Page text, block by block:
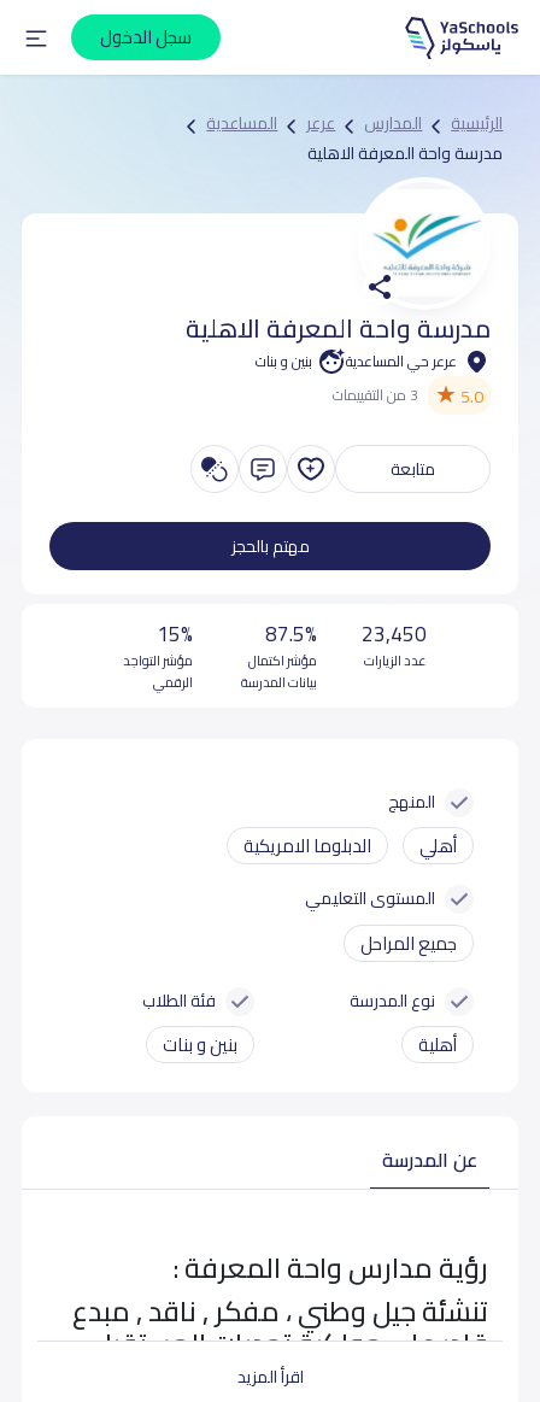
سجل الدخول
الرئيسية المدارس عرعر
المساعدية
مدرسة واحة المعرفة الاهلية
مدرسة واحة المعرفة الاهلية
عرعر حي المساعدية بنين و بنات
5.0
★ 3 من التقييمات
متابعة
مهتم بالحجز
23,450
عدد الزيارات
87.5%
مؤشر اكتمال
بيانات المدرسة
15%
مؤشر التواجد
الرقمي
المنهج
أهلي الدبلوما الامريكية
المستوى التعليمي
جميع المراحل
نوع المدرسة
أهلية
فئة الطلاب
بنين و بنات
عن المدرسة
اقرأ المزيد
رؤية مدارس واحة المعرفة :
تنشئة جيل وطني ، مفكر , ناقد , مبدع
قادر على مواكبة تحديات المستقبل